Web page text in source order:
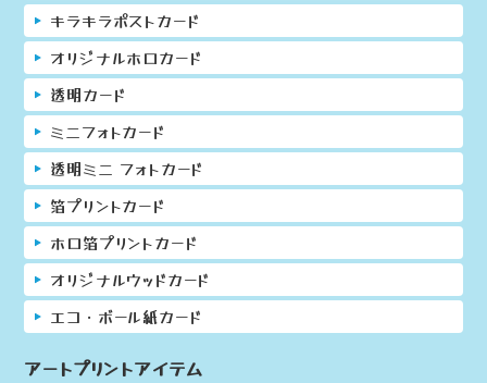
キラキラポストカード
オリジナルホロカード
透明カード
ミニフォトカード
透明ミニ フォトカード
箔プリントカード
ホロ箔プリントカード
オリジナルウッドカード
エコ・ボール紙カード
アートプリントアイテム